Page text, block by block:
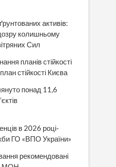
активів:
колишньому
Сил
планів стійкості
стійкості Києва
понад 11,6
в 2026 році-
ГО «ВПО України»
рекомендовані